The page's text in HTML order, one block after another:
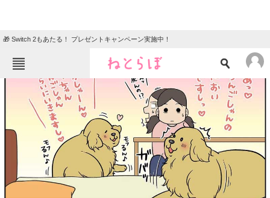
🎁 Switch 2もあたる！ プレゼントキャンペーン実施中！
ねとらぼメニュー
ニュース
クイズ
グルメ 地域
教育・育児
リサーチ